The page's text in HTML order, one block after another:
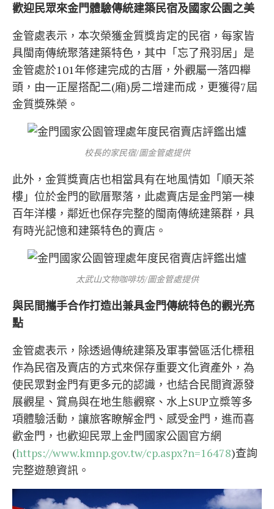
歡迎民眾來金門體驗傳統建築民宿及國家公園之美
金管處表示，本次榮獲金質獎肯定的民宿，每家皆
具閩南傳統聚落建築特色，其中「忘了飛羽居」是
金管處於101年修建完成的古厝，外觀屬一落四櫸
頭，由一正屋搭配二(廂)房二增建而成，更獲得7屆
金質獎殊榮。
校長的家民宿/圖金管處提供
此外，金質獎賣店也相當具有在地風情如「順天茶
樓」位於金門的歐厝聚落，此處賣店是金門第一棟
百年洋樓，鄰近也保存完整的閩南傳統建築群，具
有時光記憶和建築特色的賣店。
太武山文物咖啡坊/圖金管處提供
與民間攜手合作打造出兼具金門傳統特色的觀光亮
點
金管處表示，除透過傳統建築及軍事營區活化標租
作為民宿及賣店的方式來保存重要文化資產外，為
使民眾對金門有更多元的認識，也結合民間資源發
展觀星、賞鳥與在地生態觀察、水上SUP立槳等多
項體驗活動，讓旅客瞭解金門、感受金門，進而喜
歡金門，也歡迎民眾上金門國家公園官方網
(https://www.kmnp.gov.tw/cp.aspx?n=16478)查詢
完整遊憩資訊。